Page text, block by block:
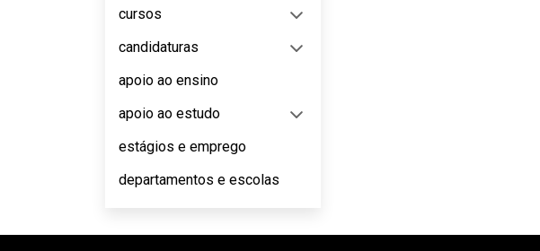
cursos
candidaturas
apoio ao ensino
apoio ao estudo
estágios e emprego
departamentos e escolas